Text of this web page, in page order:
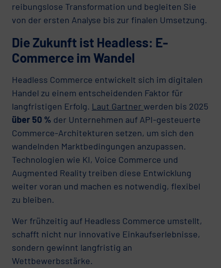
reibungslose Transformation und begleiten Sie
von der ersten Analyse bis zur finalen Umsetzung.
Die Zukunft ist Headless: E-
Commerce im Wandel
Headless Commerce entwickelt sich im digitalen
Handel zu einem entscheidenden Faktor für
langfristigen Erfolg. Laut Gartner werden bis 2025
über 50 % der Unternehmen auf API-gesteuerte
Commerce-Architekturen setzen, um sich den
wandelnden Marktbedingungen anzupassen.
Technologien wie KI, Voice Commerce und
Augmented Reality treiben diese Entwicklung
weiter voran und machen es notwendig, flexibel
zu bleiben.
Wer frühzeitig auf Headless Commerce umstellt,
schafft nicht nur innovative Einkaufserlebnisse,
sondern gewinnt langfristig an
Wettbewerbsstärke.